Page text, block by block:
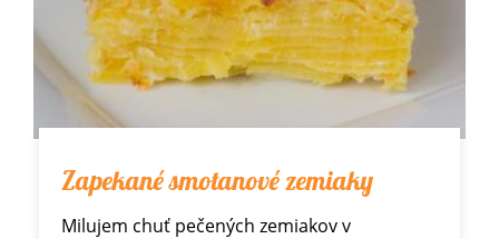
Zapekané smotanové zemiaky
Milujem chuť pečených zemiakov v